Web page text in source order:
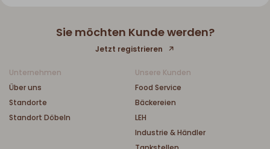
Sie möchten Kunde werden?
Jetzt registrieren
Unternehmen
Über uns
Standorte
Standort Döbeln
Unsere Kunden
Food Service
Bäckereien
LEH
Industrie & Händler